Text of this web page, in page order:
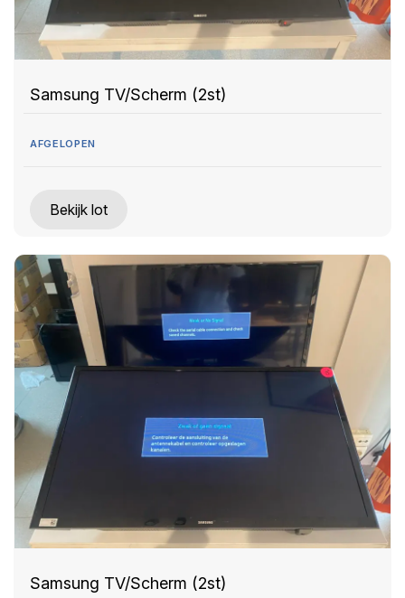
Samsung TV/Scherm (2st)
AFGELOPEN
Bekijk lot
Samsung TV/Scherm (2st)